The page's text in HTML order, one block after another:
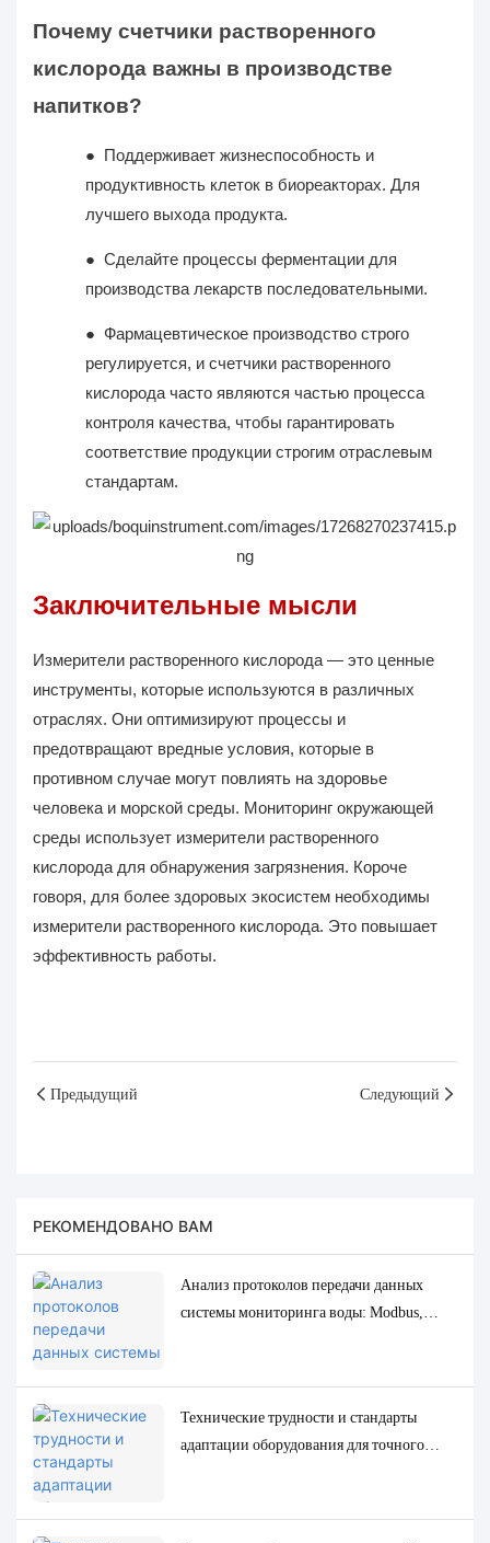
Почему счетчики растворенного
кислорода важны в производстве
напитков?
● Поддерживает жизнеспособность и
продуктивность клеток в биореакторах. Для
лучшего выхода продукта.
● Сделайте процессы ферментации для
производства лекарств последовательными.
● Фармацевтическое производство строго
регулируется, и счетчики растворенного
кислорода часто являются частью процесса
контроля качества, чтобы гарантировать
соответствие продукции строгим отраслевым
стандартам.
Заключительные мысли
Измерители растворенного кислорода — это ценные
инструменты, которые используются в различных
отраслях. Они оптимизируют процессы и
предотвращают вредные условия, которые в
противном случае могут повлиять на здоровье
человека и морской среды. Мониторинг окружающей
среды использует измерители растворенного
кислорода для обнаружения загрязнения. Короче
говоря, для более здоровых экосистем необходимы
измерители растворенного кислорода. Это повышает
эффективность работы.
Предыдущий Следующий
РЕКОМЕНДОВАНО ВАМ
Анализ протоколов передачи данных
системы мониторинга воды: Modbus,
Технические трудности и стандарты
адаптации оборудования для точного